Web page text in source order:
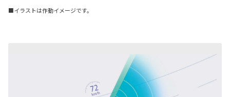
■イラストは作動イメージです。